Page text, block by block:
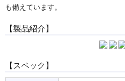
も備えています。
【製品紹介】
【スペック】